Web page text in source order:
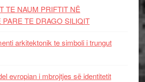
TE NAUM PRIFTIT NË
PARE TE DRAGO SILIQIT
arkitektonik te simboli i trungut
evropian i mbrojtjes së identitetit